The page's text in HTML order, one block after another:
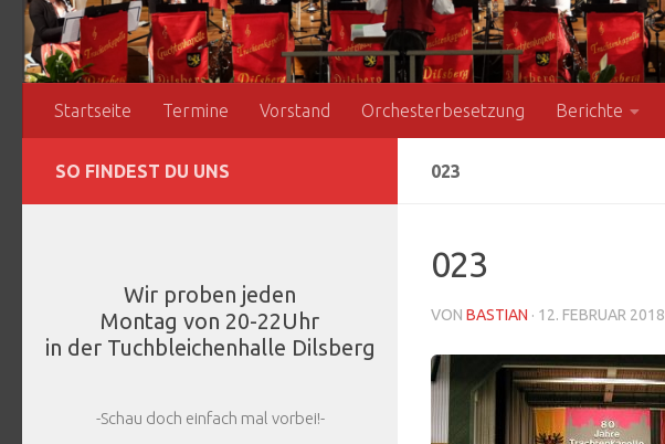
Startseite Termine Vorstand Orchesterbesetzung Berichte
023
023
VON BASTIAN · 12. FEBRUAR 2018
SO FINDEST DU UNS
Wir proben jeden
Montag von 20-22Uhr
in der Tuchbleichenhalle Dilsberg
-Schau doch einfach mal vorbei!-